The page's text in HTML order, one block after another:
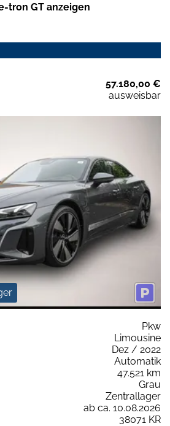
tron GT anzeigen
57.180,00 €
ausweisbar
Pkw
Limousine
Dez / 2022
Automatik
47.521 km
Grau
Zentrallager
ab ca. 10.08.2026
38071 KR